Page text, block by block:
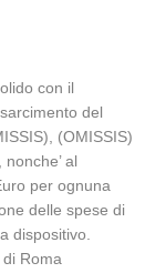
con il
del
(OMISSIS)
al
per ognuna
delle spese di
dispositivo.
Roma